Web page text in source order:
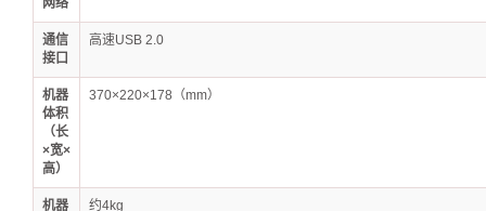
网络
通信
接口
高速USB 2.0
机器
体积
（长
×宽×
高）
370×220×178（mm）
机器 约4kg